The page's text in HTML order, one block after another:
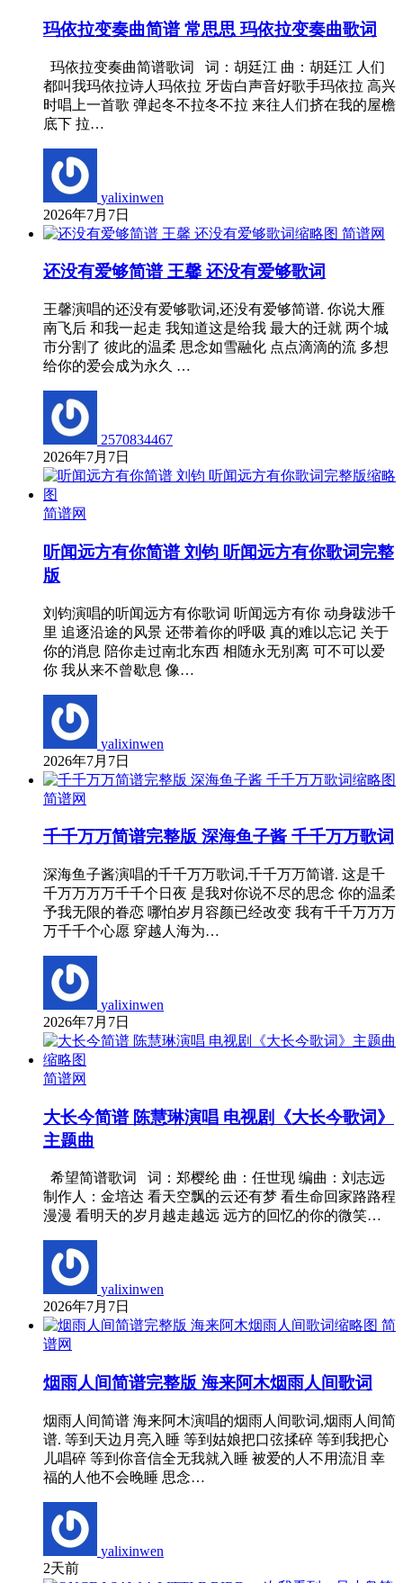
玛依拉变奏曲简谱 常思思 玛依拉变奏曲歌词
玛依拉变奏曲简谱歌词 词：胡廷江 曲：胡廷江 人们
都叫我玛依拉诗人玛依拉 牙齿白声音好歌手玛依拉 高兴
时唱上一首歌 弹起冬不拉冬不拉 来往人们挤在我的屋檐
底下 拉…
yalixinwen
2026年7月7日
简谱网
还没有爱够简谱 王馨 还没有爱够歌词
王馨演唱的还没有爱够歌词,还没有爱够简谱. 你说大雁
南飞后 和我一起走 我知道这是给我 最大的迁就 两个城
市分割了 彼此的温柔 思念如雪融化 点点滴滴的流 多想
给你的爱会成为永久 …
2570834467
2026年7月7日
简谱网
听闻远方有你简谱 刘钧 听闻远方有你歌词完整
版
刘钧演唱的听闻远方有你歌词 听闻远方有你 动身跋涉千
里 追逐沿途的风景 还带着你的呼吸 真的难以忘记 关于
你的消息 陪你走过南北东西 相随永无别离 可不可以爱
你 我从来不曾歇息 像…
yalixinwen
2026年7月7日
简谱网
千千万万简谱完整版 深海鱼子酱 千千万万歌词
深海鱼子酱演唱的千千万万歌词,千千万万简谱. 这是千
千万万万万千千个日夜 是我对你说不尽的思念 你的温柔
予我无限的眷恋 哪怕岁月容颜已经改变 我有千千万万万
万千千个心愿 穿越人海为…
yalixinwen
2026年7月7日
简谱网
大长今简谱 陈慧琳演唱 电视剧《大长今歌词》
主题曲
希望简谱歌词 词：郑樱纶 曲：任世现 编曲：刘志远
制作人：金培达 看天空飘的云还有梦 看生命回家路路程
漫漫 看明天的岁月越走越远 远方的回忆的你的微笑…
yalixinwen
2026年7月7日
简
谱网
烟雨人间简谱完整版 海来阿木烟雨人间歌词
烟雨人间简谱 海来阿木演唱的烟雨人间歌词,烟雨人间简
谱. 等到天边月亮入睡 等到姑娘把口弦揉碎 等到我把心
儿唱碎 等到你音信全无我就入睡 被爱的人不用流泪 幸
福的人他不会晚睡 思念…
yalixinwen
2天前